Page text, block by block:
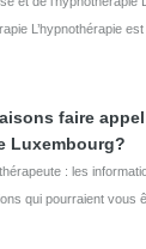
L’hypnothérapie est
faire
Luxembourg?
: les
qui pourraient vous